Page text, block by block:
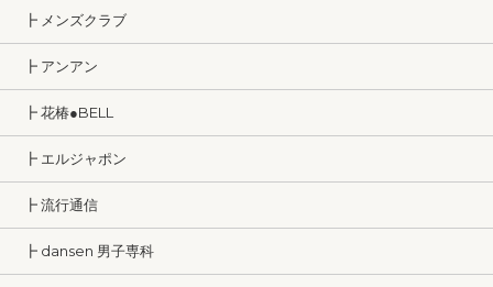
┣ メンズクラブ
┣ アンアン
┣ 花椿●BELL
┣ エルジャポン
┣ 流行通信
┣ dansen 男子専科